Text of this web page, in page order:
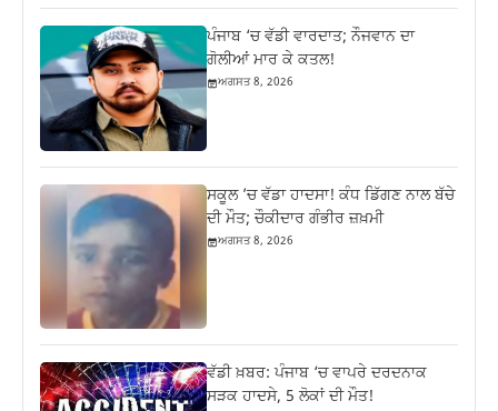
ਪੰਜਾਬ ‘ਚ ਵੱਡੀ ਵਾਰਦਾਤ; ਨੌਜਵਾਨ ਦਾ
ਗੋਲੀਆਂ ਮਾਰ ਕੇ ਕਤਲ!
ਅਗਸਤ 8, 2026
ਸਕੂਲ ’ਚ ਵੱਡਾ ਹਾਦਸਾ! ਕੰਧ ਡਿੱਗਣ ਨਾਲ ਬੱਚੇ
ਦੀ ਮੌਤ; ਚੌਕੀਦਾਰ ਗੰਭੀਰ ਜ਼ਖ਼ਮੀ
ਅਗਸਤ 8, 2026
ਵੱਡੀ ਖ਼ਬਰ: ਪੰਜਾਬ ‘ਚ ਵਾਪਰੇ ਦਰਦਨਾਕ
ਸੜਕ ਹਾਦਸੇ, 5 ਲੋਕਾਂ ਦੀ ਮੌਤ!